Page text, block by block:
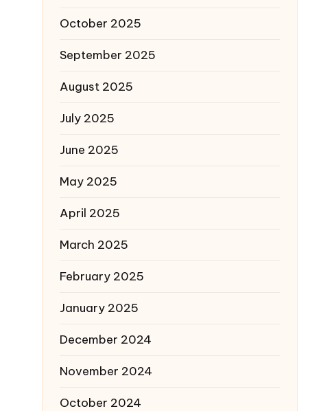
October 2025
September 2025
August 2025
July 2025
June 2025
May 2025
April 2025
March 2025
February 2025
January 2025
December 2024
November 2024
October 2024